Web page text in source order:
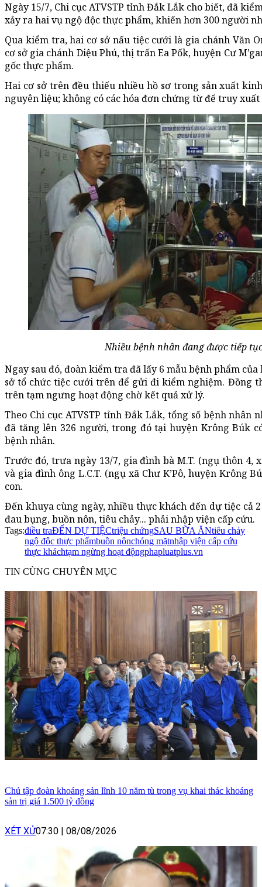
Ngày 15/7, Chi cục ATVSTP tỉnh Đắk Lắk cho biết, đã
xảy ra hai vụ ngộ độc thực phẩm, khiến hơn 300 người
Qua kiểm tra, hai cơ sở nấu tiệc cưới là gia chánh Văn
cơ sở gia chánh Diệu Phú, thị trấn Ea Pốk, huyện Cư
gốc thực phẩm.
Hai cơ sở trên đều thiếu nhiều hồ sơ trong sản xuất
nguyên liệu; không có các hóa đơn chứng từ để truy
Nhiều bệnh nhân đang được tiếp
Ngay sau đó, đoàn kiểm tra đã lấy 6 mẫu bệnh phẩm
sở tổ chức tiệc cưới trên để gửi đi kiểm nghiệm. Đồng
trên tạm ngưng hoạt động chờ kết quả xử lý.
Theo Chi cục ATVSTP tỉnh Đắk Lắk, tổng số bệnh
đã tăng lên 326 người, trong đó tại huyện Krông Búk
bệnh nhân.
Trước đó, trưa ngày 13/7, gia đình bà M.T. (ngụ thôn 4,
và gia đình ông L.C.T. (ngụ xã Chư K’Pô, huyện Krông
con.
Đến khuya cùng ngày, nhiều thực khách đến dự tiệc
đau bụng, buồn nôn, tiêu chảy... phải nhập viện cấp cứu.
Tags:điều traĐẾN DỰ TIỆCtriệu chứngSAU BỮA ĂNtiêu chảy
ngộ độc thực phẩmbuồn nônchóng mặtnhập viện cấp cứu
thực kháchtạm ngừng hoạt độngphapluatplus.vn
TIN CÙNG CHUYÊN MỤC
Chủ tập đoàn khoáng sản lĩnh 10 năm tù trong vụ khai thác khoáng
sản trị giá 1.500 tỷ đồng
XÉT XỬ07:30 08/08/2026